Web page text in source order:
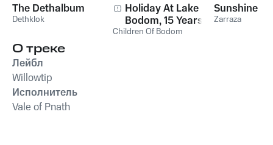
The Dethalbum
Dethklok
Holiday At Lake
Bodom, 15 Years of
Wasted Youth
Children Of Bodom
Sunshine
Zarraza
О треке
Лейбл
Willowtip
Исполнитель
Vale of Pnath